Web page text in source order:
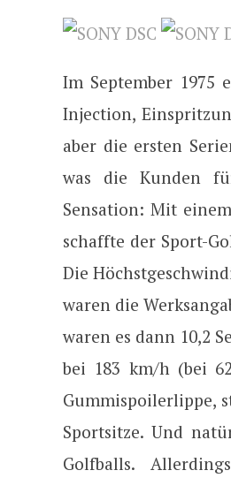
Im September 1975
Injection,
aber die ersten
was die Kunden
Sensation: Mit
schaffte der Sport-
Die
waren die
waren es dann 10,2
bei 183 km/h (bei
Gummispoilerlippe,
Sportsitze. Und
Golfballs.